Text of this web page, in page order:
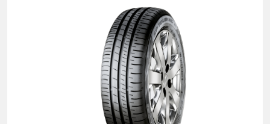
da água, e seus sulcos mais largos e
profundos proporcionam excelente
escoamento de água em situações de